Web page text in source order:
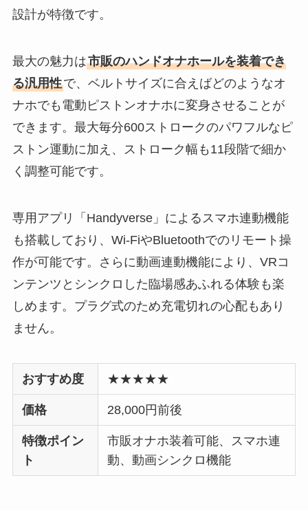
設計が特徴です。
最大の魅力は市販のハンドオナホールを装着でき
る汎用性で、ベルトサイズに合えばどのようなオ
ナホでも電動ピストンオナホに変身させることが
できます。最大毎分600ストロークのパワフルなピ
ストン運動に加え、ストローク幅も11段階で細か
く調整可能です。
専用アプリ「Handyverse」によるスマホ連動機能
も搭載しており、Wi-FiやBluetoothでのリモート操
作が可能です。さらに動画連動機能により、VRコ
ンテンツとシンクロした臨場感あふれる体験も楽
しめます。プラグ式のため充電切れの心配もあり
ません。
おすすめ度 ★★★★★
価格 28,000円前後
特徴ポイン
ト
市販オナホ装着可能、スマホ連
動、動画シンクロ機能